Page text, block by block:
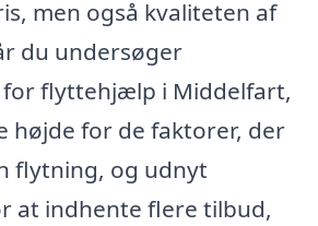
men også kvaliteten af
du undersøger
flyttehjælp i Middelfart,
højde for de faktorer, der
flytning, og udnyt
at indhente flere tilbud,